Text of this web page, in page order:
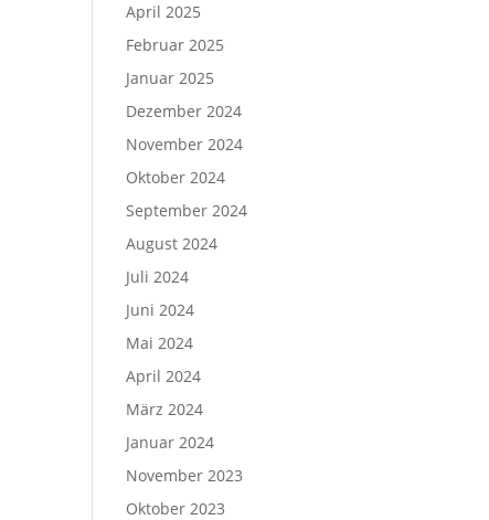
April 2025
Februar 2025
Januar 2025
Dezember 2024
November 2024
Oktober 2024
September 2024
August 2024
Juli 2024
Juni 2024
Mai 2024
April 2024
März 2024
Januar 2024
November 2023
Oktober 2023